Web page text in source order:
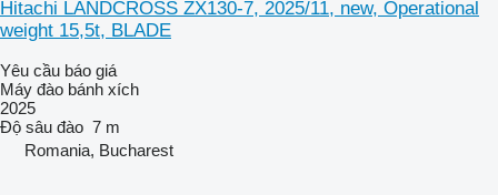
Hitachi LANDCROSS ZX130-7, 2025/11, new, Operational
weight 15,5t, BLADE
Yêu cầu báo giá
Máy đào bánh xích
2025
Độ sâu đào 7 m
Romania, Bucharest